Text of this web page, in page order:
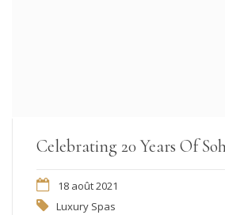
Celebrating 20 Years Of
18 août 2021
Luxury Spas